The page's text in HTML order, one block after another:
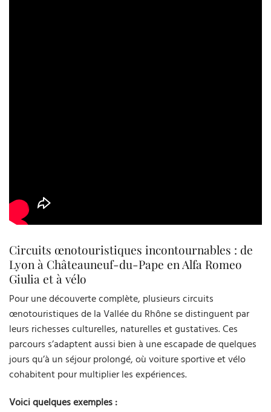
Circuits œnotouristiques incontournables : de
Lyon à Châteauneuf-du-Pape en Alfa Romeo
Giulia et à vélo
Pour une découverte complète, plusieurs circuits
œnotouristiques de la Vallée du Rhône se distinguent par
leurs richesses culturelles, naturelles et gustatives. Ces
parcours s’adaptent aussi bien à une escapade de quelques
jours qu’à un séjour prolongé, où voiture sportive et vélo
cohabitent pour multiplier les expériences.
Voici quelques exemples :